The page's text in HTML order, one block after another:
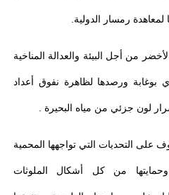
من أجل البيئة والعدالة المناخية
بوغابة ورصدها لظاهرة نفوق أعداد
لون جزئي من مياه البحيرة .
على التحديات التي تواجهها المحمية
وحمايتها من كل أشكال الملوثات